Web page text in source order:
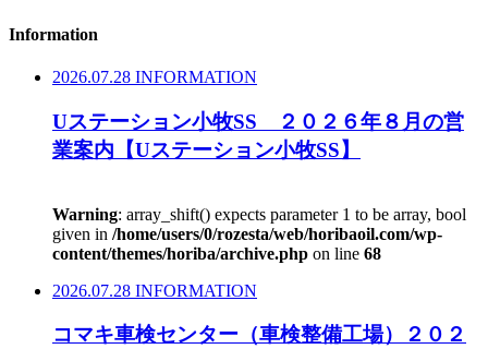
Information
2026.07.28 INFORMATION
Uステーション小牧SS ２０２６年８月の営
業案内【Uステーション小牧SS】
Warning: array_shift() expects parameter 1 to be array, bool
given in /home/users/0/rozesta/web/horibaoil.com/wp-
content/themes/horiba/archive.php on line 68
2026.07.28 INFORMATION
コマキ車検センター（車検整備工場）２０２